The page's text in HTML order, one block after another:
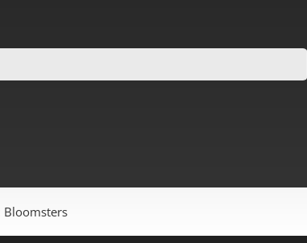
Bloomsters